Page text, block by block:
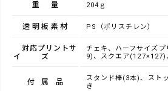
重量 204ｇ
透明板素材 PS（ポリスチレン）
対応プリントサ
イズ
チェキ、ハーフサイズ
9)、スクエア(127×127)
付属品
スタンド棒(3本)、スト
き